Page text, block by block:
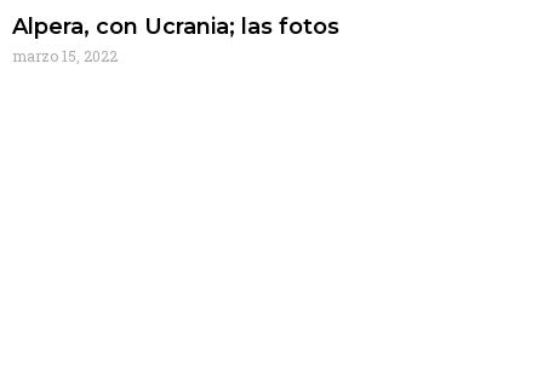
Alpera, con Ucrania; las fotos
marzo 15, 2022